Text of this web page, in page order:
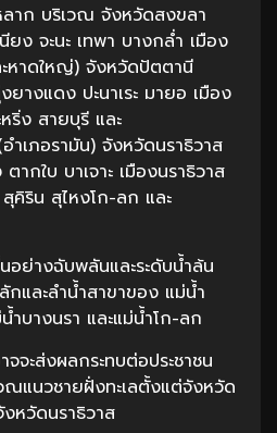
ลาก บริเวณ จังหวัดสงขลา
ยง จะนะ เทพา บางกล่ำ เมือง
หาดใหญ่) จังหวัดปัตตานี
างแดง ปะนาเระ มายอ เมือง
ริ่ง สายบุรี และ
เภอรามัน) จังหวัดนราธิวาส
ตากใบ บาเจาะ เมืองนราธิวาส
สุคิริน สุไหงโก-ลก และ
อย่างฉับพลันและระดับน้ำล้น
และลำน้ำสาขาของ แม่น้ำ
บางนรา และแม่น้ำโก-ลก
จะส่งผลกระทบต่อประชาชน
ณแนวชายฝั่งทะเลตั้งแต่จังหวัด
หวัดนราธิวาส